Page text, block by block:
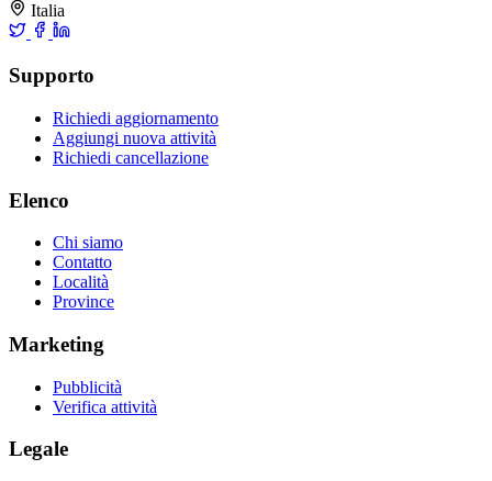
Italia
Supporto
Richiedi aggiornamento
Aggiungi nuova attività
Richiedi cancellazione
Elenco
Chi siamo
Contatto
Località
Province
Marketing
Pubblicità
Verifica attività
Legale